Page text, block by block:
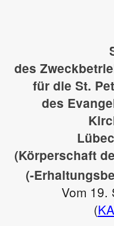
des
für die St.
des
(Körperschaft
(-
Vom 19.
(